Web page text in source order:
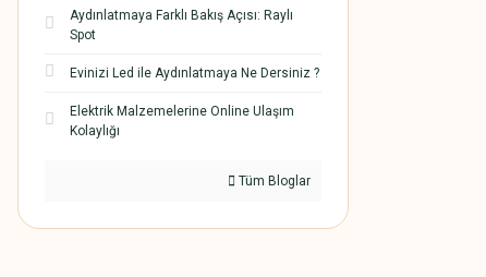
Aydınlatmaya Farklı Bakış Açısı: Raylı
Spot
Evinizi Led ile Aydınlatmaya Ne Dersiniz ?
Elektrik Malzemelerine Online Ulaşım
Kolaylığı
Tüm Bloglar